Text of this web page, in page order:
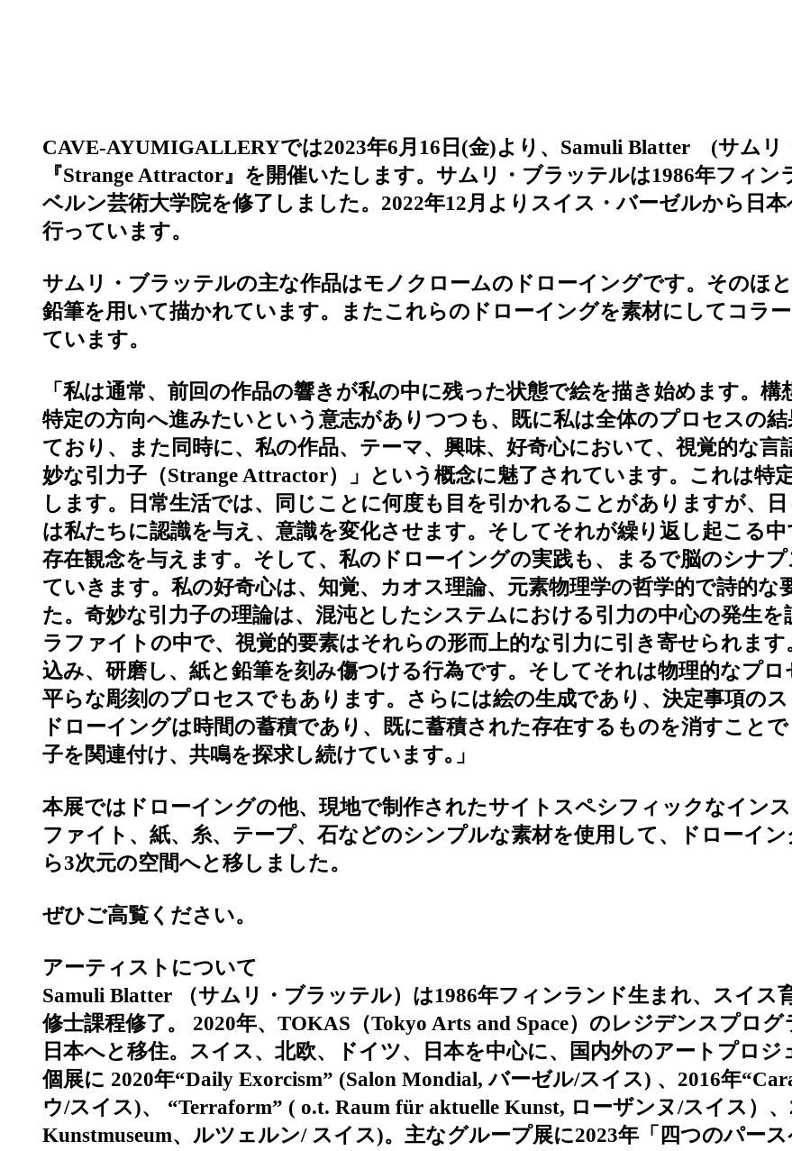
CAVE-AYUMIGALLERYでは2023年6月16日(金)より、Samuli Blatter (サム
『Strange Attractor』を開催いたします。サムリ・ブラッテルは1986年フィ
ベルン芸術大学院を修了しました。2022年12月よりスイス・バーゼルから日
行っています。
サムリ・ブラッテルの主な作品はモノクロームのドローイングです。そのほ
鉛筆を用いて描かれています。またこれらのドローイングを素材にしてコラ
ています。
「私は通常、前回の作品の響きが私の中に残った状態で絵を描き始めます。
特定の方向へ進みたいという意志がありつつも、既に私は全体のプロセスの
ており、また同時に、私の作品、テーマ、興味、好奇心において、視覚的な
妙な引力子（Strange Attractor）」という概念に魅了されています。これは特
します。日常生活では、同じことに何度も目を引かれることがありますが、
は私たちに認識を与え、意識を変化させます。そしてそれが繰り返し起こる
存在観念を与えます。そして、私のドローイングの実践も、まるで脳のシナ
ていきます。私の好奇心は、知覚、カオス理論、元素物理学の哲学的で詩的
た。奇妙な引力子の理論は、混沌としたシステムにおける引力の中心の発生
ラファイトの中で、視覚的要素はそれらの形而上的な引力に引き寄せられま
込み、研磨し、紙と鉛筆を刻み傷つける行為です。そしてそれは物理的なプ
平らな彫刻のプロセスでもあります。さらには絵の生成であり、決定事項の
ドローイングは時間の蓄積であり、既に蓄積された存在するものを消すこと
子を関連付け、共鳴を探求し続けています｡」
本展ではドローイングの他、現地で制作されたサイトスペシフィックなイン
ファイト、紙、糸、テープ、石などのシンプルな素材を使用して、ドローイ
ら3次元の空間へと移しました。
ぜひご高覧ください。
アーティストについて
Samuli Blatter （サムリ・ブラッテル）は1986年フィンランド生まれ、スイス
修士課程修了。 2020年、TOKAS（Tokyo Arts and Space）のレジデンスプロ
日本へと移住。スイス、北欧、ドイツ、日本を中心に、国内外のアートプロ
個展に 2020年“Daily Exorcism” (Salon Mondial, バーゼル/スイス) 、2016年
ウ/スイス)、 “Terraform” ( o.t. Raum für aktuelle Kunst, ローザンヌ/スイス）
Kunstmuseum、ルツェルン/ スイス)。主なグループ展に2023年「四つのパー